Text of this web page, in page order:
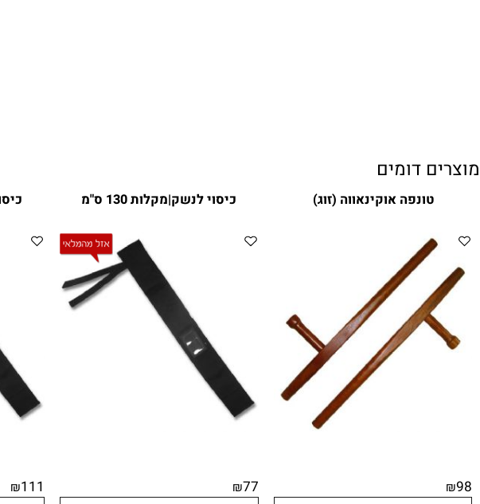
טונפה אוקינאווה (זוג) כיסוי לנשק|מקלות 130 ס"מ כיסוי